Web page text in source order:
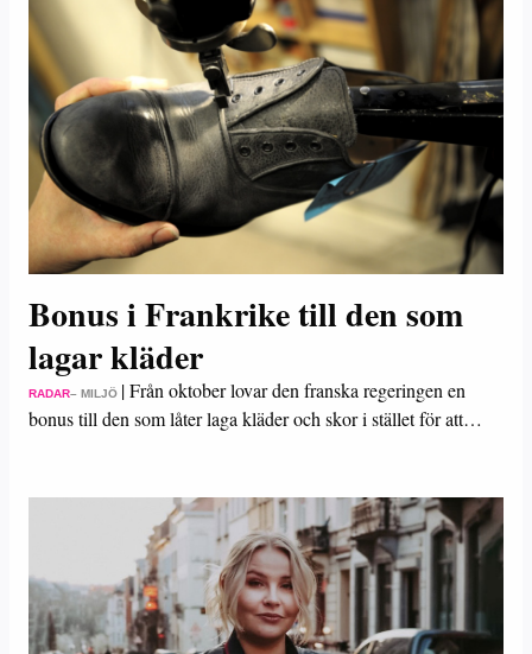
Bonus i Frankrike till den som
lagar kläder
RADAR– MILJÖ |Från oktober lovar den franska regeringen en
bonus till den som låter laga kläder och skor i stället för att…